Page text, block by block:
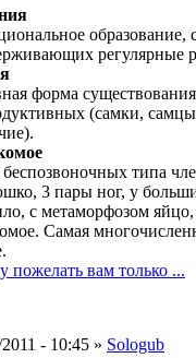
образование,
регулярные
форма
(самки,
беспозвоночных типа
3 пары ног, у
с метаморфозом
Самая
пожелать вам только ...
- 10:45 » Sologub